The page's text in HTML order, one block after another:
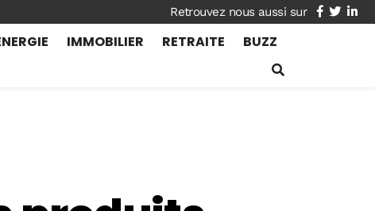
facebook
twitter
IMMOBILIER RETRAITE BUZZ